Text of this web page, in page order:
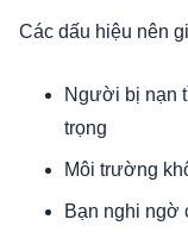
Các dấu hiệu nên
Người bị nạn
trọng
Môi trường
Bạn nghi ngờ